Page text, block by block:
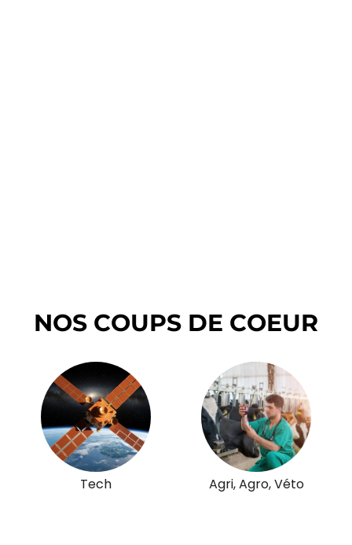
NOS COUPS DE COEUR
Tech Agri, Agro, Véto